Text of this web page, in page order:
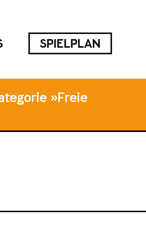
SPIELPLAN
»Freie